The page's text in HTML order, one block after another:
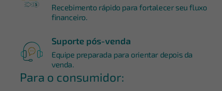
Recebimento rápido para fortalecer seu fluxo
financeiro.
Suporte pós-venda
Equipe preparada para orientar depois da
venda.
Para o consumidor: